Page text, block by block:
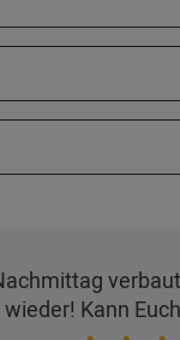
Kann